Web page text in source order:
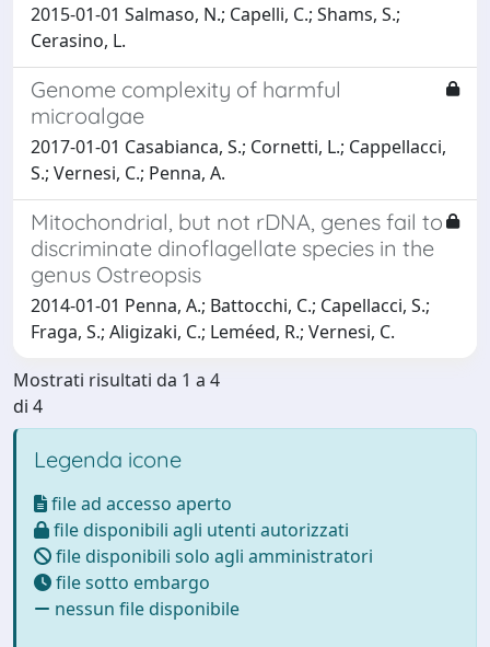
2015-01-01 Salmaso, N.; Capelli, C.; Shams, S.;
Cerasino, L.
Genome complexity of harmful
microalgae
2017-01-01 Casabianca, S.; Cornetti, L.; Cappellacci,
S.; Vernesi, C.; Penna, A.
Mitochondrial, but not rDNA, genes fail to
discriminate dinoflagellate species in the
genus Ostreopsis
2014-01-01 Penna, A.; Battocchi, C.; Capellacci, S.;
Fraga, S.; Aligizaki, C.; Leméed, R.; Vernesi, C.
Mostrati risultati da 1 a 4
di 4
Legenda icone
file ad accesso aperto
file disponibili agli utenti autorizzati
file disponibili solo agli amministratori
file sotto embargo
nessun file disponibile